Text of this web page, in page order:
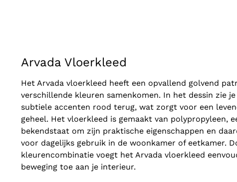
Arvada Vloerkleed
Het Arvada vloerkleed heeft een opvallend golvend
verschillende kleuren samenkomen. In het dessin zie
subtiele accenten rood terug, wat zorgt voor een
geheel. Het vloerkleed is gemaakt van polypropyleen,
bekendstaat om zijn praktische eigenschappen en
voor dagelijks gebruik in de woonkamer of eetkamer.
kleurencombinatie voegt het Arvada vloerkleed
beweging toe aan je interieur.